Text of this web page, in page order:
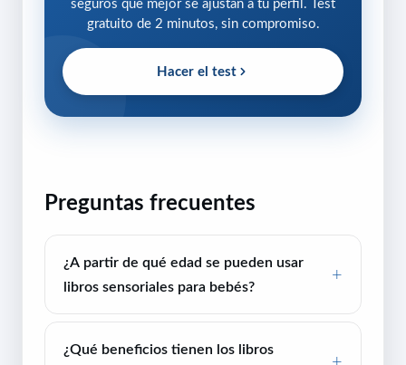
seguros que mejor se ajustan a tu perfil. Test
gratuito de 2 minutos, sin compromiso.
Hacer el test
Preguntas frecuentes
¿A partir de qué edad se pueden usar
libros sensoriales para bebés?
¿Qué beneficios tienen los libros